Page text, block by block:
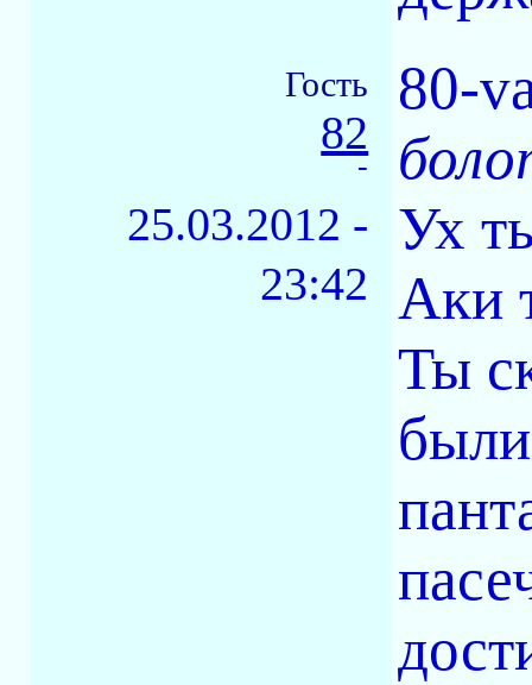
Гость
82
-
25.03.2012 -
23:42
80-
Ух
Аки
Ты